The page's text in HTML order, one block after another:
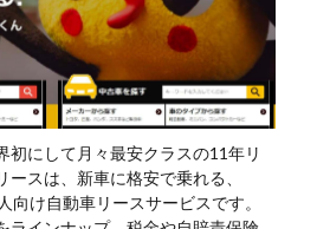
初にして月々最安クラスの11年リ
スは、新車に格安で乗れる、
向け自動車リースサービスです。